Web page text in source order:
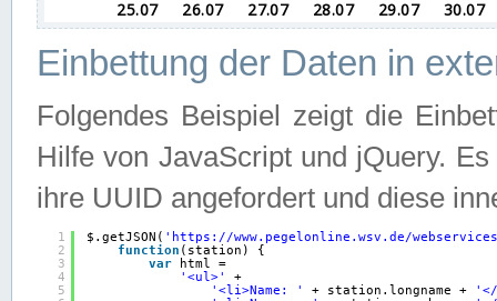
Einbettung der Daten in
Folgendes Beispiel zeigt die
Hilfe von JavaScript und jQuery.
ihre UUID angefordert und diese
1
2
3
4
5
$.getJSON( ' https://www.pegelonline.wsv.de/
function (station) {
var
html =
'<ul>'
+
'<li>Name: '
+ station.longname +